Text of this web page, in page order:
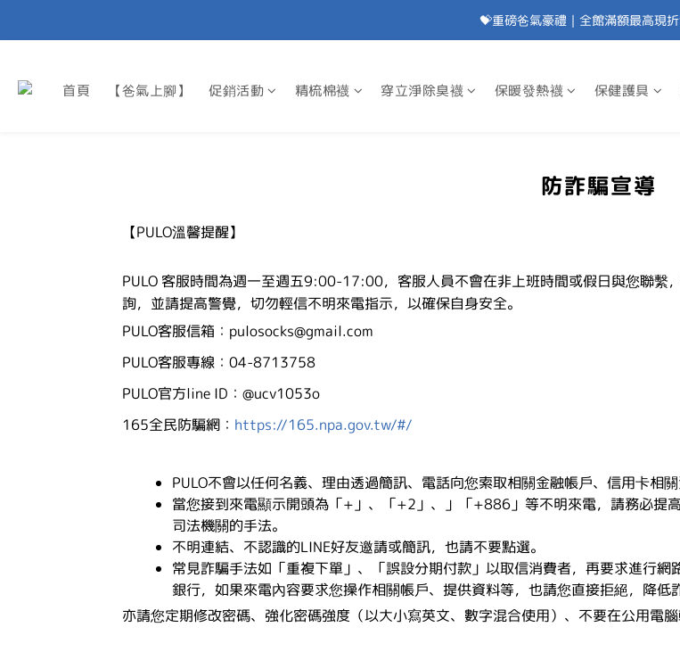
加入會員⭐即享100元折價券
💝重磅爸氣豪禮｜全館滿額最高現
加入會員⭐即享100元折價券
首頁 【爸氣上腳】 促銷活動 精梳棉襪 穿立淨除臭襪 保暖發熱襪 保健護具
防詐騙宣導
【PULO溫馨提醒】
PULO 客服時間為週一至週五9:00-17:00，客服人員不會在非上班時間或假日與您聯繫
詢，並請提高警覺，切勿輕信不明來電指示，以確保自身安全。
PULO客服信箱： pulosocks@gmail.com
PULO客服專線： 04-8713758
PULO官方line ID ： @ucv1053o
165全民防騙網： https://165.npa.gov.tw/#/
PULO不會以任何名義、理由透過簡訊、電話向您索取相關金融帳戶、信用卡相
當您接到來電顯示開頭為「+ 」、「+2 」、」「+886 」等不明來電，請務必提
司法機關的手法。
不明連結、不認識的LINE好友邀請或簡訊，也請不要點選。
常見詐騙手法如「重複下單」、「誤設分期付款」以取信消費者，再要求進行網
銀行，如果來電內容要求您操作相關帳戶、提供資料等，也請您直接拒絕，降低
亦請您定期修改密碼、強化密碼強度（以大小寫英文、數字混合使用）、不要在公用電